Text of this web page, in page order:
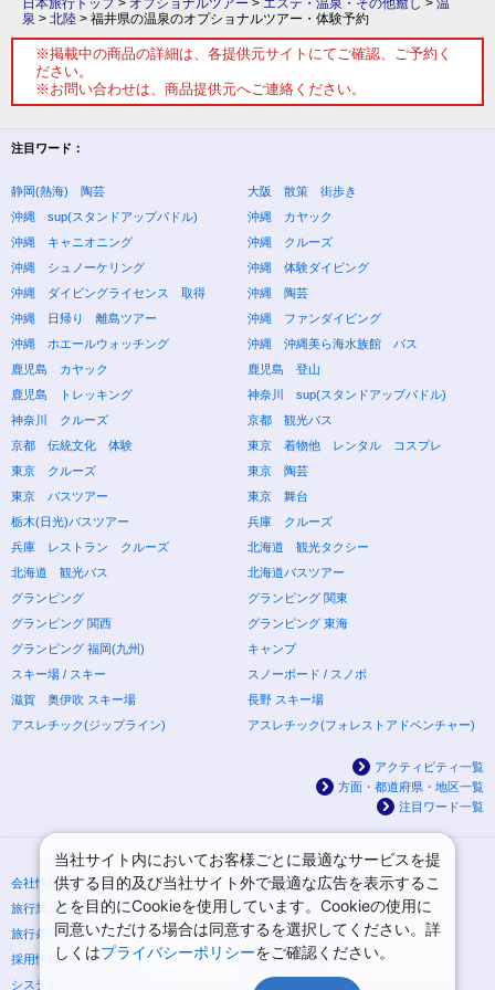
泉 > 北陸 > 福井県の温泉のオプショナルツアー・体験予約
※掲載中の商品の詳細は、各提供元サイトにてご確認、ご予約く
ださい。
※お問い合わせは、商品提供元へご連絡ください。
注目ワード：
静岡(熱海) 陶芸
大阪 散策 街歩き
沖縄 sup(スタンドアップパドル)
沖縄 カヤック
沖縄 キャニオニング
沖縄 クルーズ
沖縄 シュノーケリング
沖縄 体験ダイビング
沖縄 ダイビングライセンス 取得
沖縄 陶芸
沖縄 日帰り 離島ツアー
沖縄 ファンダイビング
沖縄 ホエールウォッチング
沖縄 沖縄美ら海水族館 バス
鹿児島 カヤック
鹿児島 登山
鹿児島 トレッキング
神奈川 sup(スタンドアップパドル)
神奈川 クルーズ
京都 観光バス
京都 伝統文化 体験
東京 着物他 レンタル コスプレ
東京 クルーズ
東京 陶芸
東京 バスツアー
東京 舞台
栃木(日光)バスツアー
兵庫 クルーズ
兵庫 レストラン クルーズ
北海道 観光タクシー
北海道 観光バス
北海道バスツアー
グランピング
グランピング 関東
グランピング 関西
グランピング 東海
グランピング 福岡(九州)
キャンプ
スキー場 / スキー
スノーボード / スノボ
滋賀 奥伊吹 スキー場
長野 スキー場
アスレチック(ジップライン)
アスレチック(フォレストアドベンチャー)
アクティビティ一覧
方面・都道府県・地区一覧
注目ワード一覧
会社情報
プライバシーポリシー
旅行業登録票・約款
規約集
旅行条件書
ニュースリリース
採用情報
サイトマップ
システムメンテナンスの
当社サイト内においてお客様ごとに最適なサービスを提
供する目的及び当社サイト外で最適な広告を表示するこ
とを目的にCookieを使用しています。Cookieの使用に
同意いただける場合は同意するを選択してください。詳
しくはプライバシーポリシーをご確認ください。